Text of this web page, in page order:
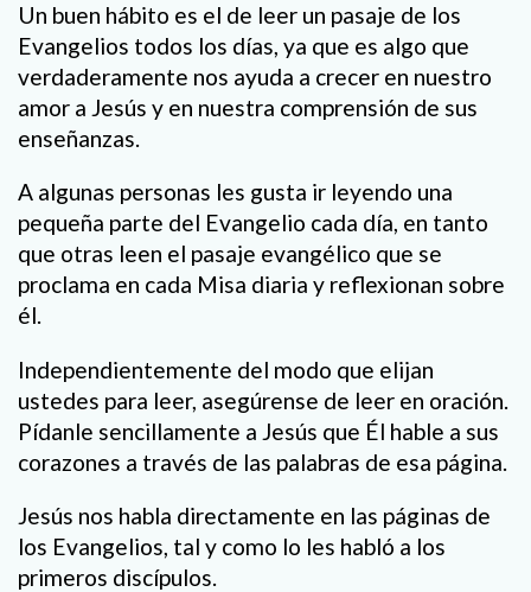
Un buen hábito es el de leer un pasaje de los
Evangelios todos los días, ya que es algo que
verdaderamente nos ayuda a crecer en nuestro
amor a Jesús y en nuestra comprensión de sus
enseñanzas.
A algunas personas les gusta ir leyendo una
pequeña parte del Evangelio cada día, en tanto
que otras leen el pasaje evangélico que se
proclama en cada Misa diaria y reflexionan sobre
él.
Independientemente del modo que elijan
ustedes para leer, asegúrense de leer en oración.
Pídanle sencillamente a Jesús que Él hable a sus
corazones a través de las palabras de esa página.
Jesús nos habla directamente en las páginas de
los Evangelios, tal y como lo les habló a los
primeros discípulos.